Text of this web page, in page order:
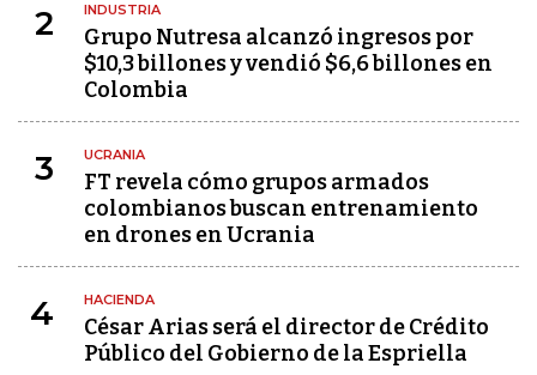
2 INDUSTRIA
Grupo Nutresa alcanzó ingresos por
$10,3 billones y vendió $6,6 billones en
Colombia
3 UCRANIA
FT revela cómo grupos armados
colombianos buscan entrenamiento
en drones en Ucrania
4 HACIENDA
César Arias será el director de Crédito
Público del Gobierno de la Espriella